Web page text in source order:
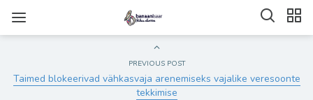
PREVIOUS POST
Taimed blokeerivad vähkasvaja arenemiseks vajalike veresoonte
tekkimise